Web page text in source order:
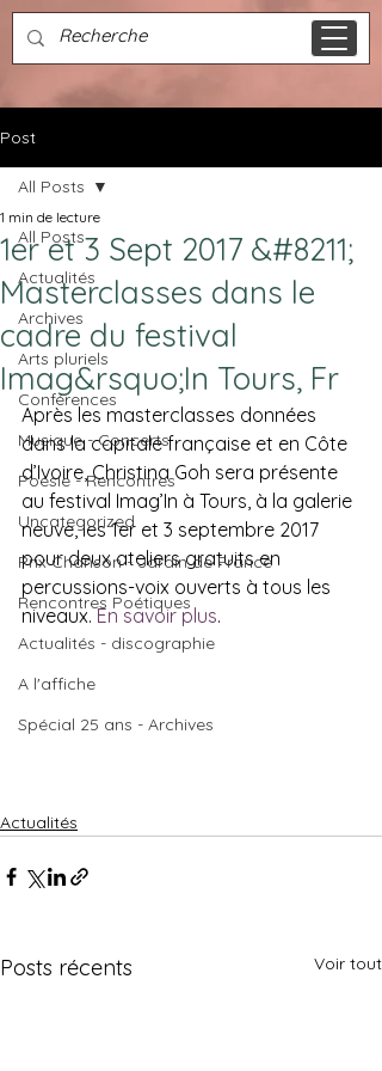
Post
All Posts
Actualités
Archives
Arts pluriels
Conférences
Musique - Concerts
Poésie - Rencontres
Uncategorized
Prix Chanson - Jardin de France
Rencontres Poétiques
Actualités - discographie
A l'affiche
Spécial 25 ans - Archives
All Posts
1er et 3 Sept 2017 &#8211;
Masterclasses dans le
cadre du festival
Imag&rsquo;In Tours, Fr
1 min de lecture
Après les masterclasses données
dans la capitale française et en Côte
d’Ivoire, Christina Goh sera présente
au festival Imag’In à Tours, à la galerie
neuve, les 1er et 3 septembre 2017
pour deux ateliers gratuits en
percussions-voix ouverts à tous les
niveaux. En savoir plus.
Actualités
Posts récents Voir tout